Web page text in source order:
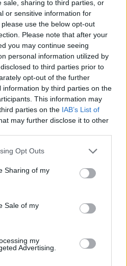
sale, sharing to third parties, or
or sensitive information for
use the below opt-out
Please note that after your
you may continue seeing
personal information utilized by
to third parties prior to
opt-out of the further
by third parties on the
This information may
parties on the IAB’s List of
may further disclose it to other
Opt Outs
Sharing of my
Sale of my
my
Advertising.